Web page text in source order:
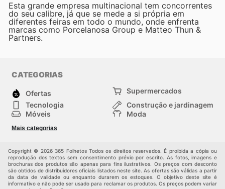
Esta grande empresa multinacional tem concorrentes
do seu calibre, já que se mede a si própria em
diferentes feiras em todo o mundo, onde enfrenta
marcas como Porcelanosa Group e Matteo Thun &
Partners.
CATEGORIAS
Ofertas
Supermercados
Tecnologia
Construção e jardinagem
Móveis
Moda
Crianças
Mais categorias
Copyright © 2026 365 Folhetos Todos os direitos reservados. É proibida a cópia ou
reprodução dos textos sem consentimento prévio por escrito. As fotos, imagens e
brochuras dos produtos são apenas para fins ilustrativos. Os preços com desconto
são obtidos de distribuidores oficiais listados neste site. As ofertas são válidas a partir
da data de validade ou enquanto durarem os estoques. O objetivo deste site é
informativo e não pode ser usado para reclamar os produtos. Os preços podem variar